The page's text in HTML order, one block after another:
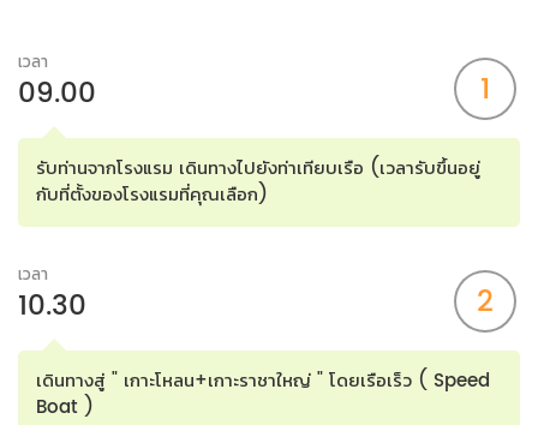
เวลา
09.00 1
รับท่านจากโรงแรม เดินทางไปยังท่าเทียบเรือ (เวลารับขึ้นอยู่
กับที่ตั้งของโรงแรมที่คุณเลือก)
เวลา
10.30 2
เดินทางสู่ " เกาะโหลน+เกาะราชาใหญ่ " โดยเรือเร็ว ( Speed
Boat )